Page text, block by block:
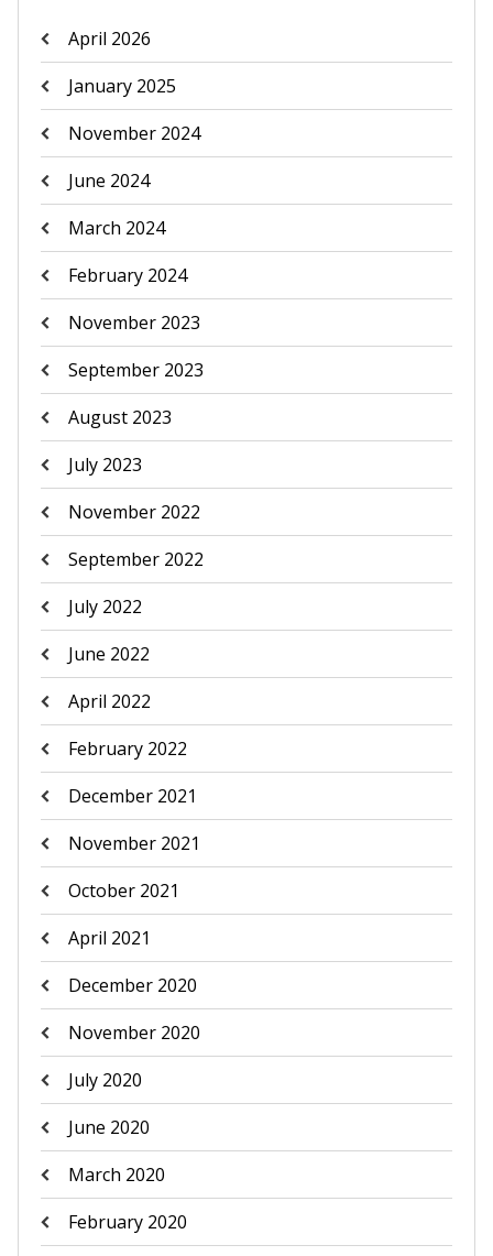
April 2026
January 2025
November 2024
June 2024
March 2024
February 2024
November 2023
September 2023
August 2023
July 2023
November 2022
September 2022
July 2022
June 2022
April 2022
February 2022
December 2021
November 2021
October 2021
April 2021
December 2020
November 2020
July 2020
June 2020
March 2020
February 2020